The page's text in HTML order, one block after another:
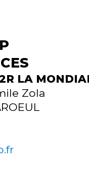
LA
Zola